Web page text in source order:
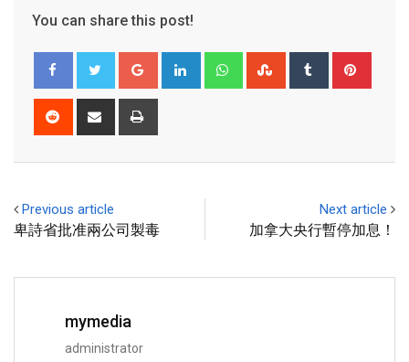
You can share this post!
Previous article
卑詩省批准兩公司製毒
Next article
加拿大央行暫停加息！
mymedia
administrator